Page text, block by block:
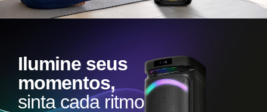
Ilumine seus
momentos,
sinta cada ritmo